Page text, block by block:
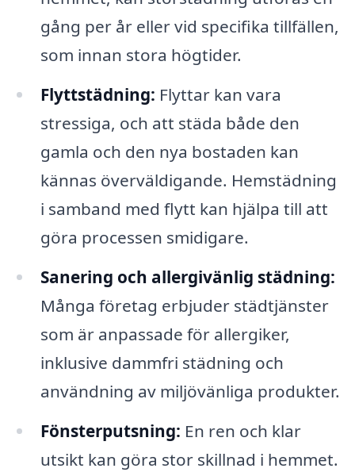
gång per år eller vid specifika tillfällen,
som innan stora högtider.
Flyttstädning: Flyttar kan vara
stressiga, och att städa både den
gamla och den nya bostaden kan
kännas överväldigande. Hemstädning
i samband med flytt kan hjälpa till att
göra processen smidigare.
Sanering och allergivänlig städning:
Många företag erbjuder städtjänster
som är anpassade för allergiker,
inklusive dammfri städning och
användning av miljövänliga produkter.
Fönsterputsning: En ren och klar
utsikt kan göra stor skillnad i hemmet.